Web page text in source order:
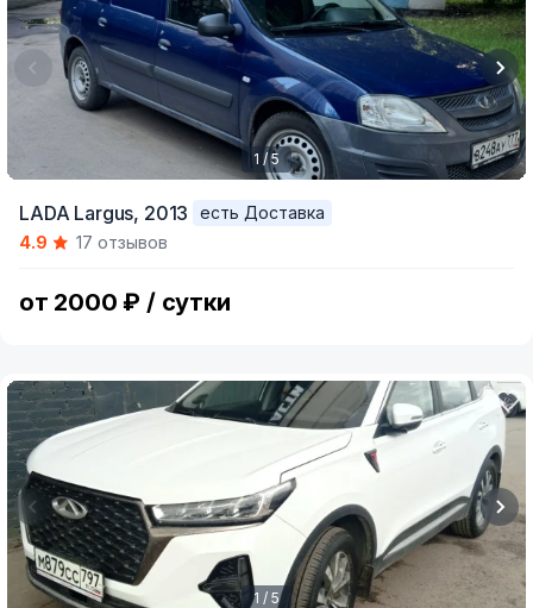
of
1 / 5
LADA Largus, 2013
есть Доставка
4.9
17 отзывов
от 2000 ₽ / сутки
1 / 5